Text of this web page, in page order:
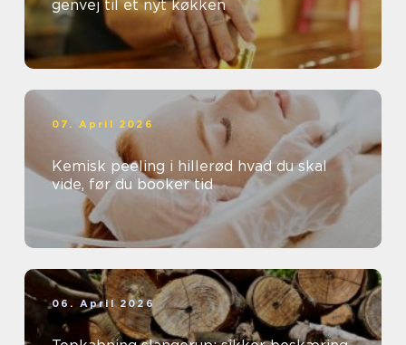
genvej til et nyt køkken
07. April 2026
Kemisk peeling i hillerød hvad du skal
vide, før du booker tid
06. April 2026